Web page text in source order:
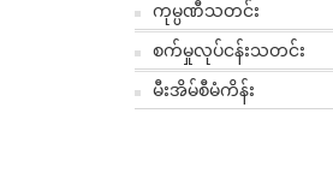
ကုမ္ပဏီသတင်း
စက်မှုလုပ်ငန်းသတင်း
မီးအိမ်စီမံကိန်း